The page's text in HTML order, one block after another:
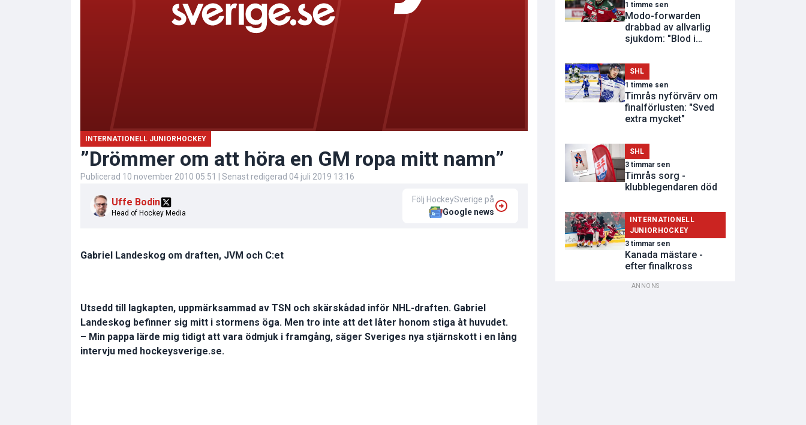
INTERNATIONELL JUNIORHOCKEY
”Drömmer om att höra en GM ropa mitt namn”
Publicerad 10 november 2010 05:51 | Senast redigerad 04 juli 2019 13:16
Uffe Bodin
Head of Hockey Media
Följ HockeySverige på
Google news
Gabriel Landeskog om draften, JVM och C:et
Utsedd till lagkapten, uppmärksammad av TSN och skärskådad inför NHL-draften. Gabriel
Landeskog befinner sig mitt i stormens öga. Men tro inte att det låter honom stiga åt huvudet.
– Min pappa lärde mig tidigt att vara ödmjuk i framgång, säger Sveriges nya stjärnskott i en lång
intervju med hockeysverige.se.
1 timme sen
Modo-forwarden
drabbad av allvarlig
sjukdom: "Blod i
SHL
1 timme sen
Timrås nyförvärv om
finalförlusten: "Sved
extra mycket"
SHL
3 timmar sen
Timrås sorg -
klubblegendaren död
INTERNATIONELL
JUNIORHOCKEY
3 timmar sen
Kanada mästare -
efter finalkross
ANNONS